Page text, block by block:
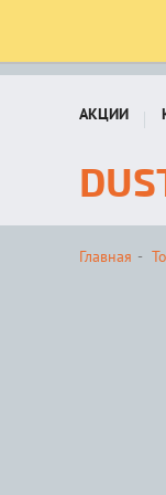
АКЦИИ
Главная